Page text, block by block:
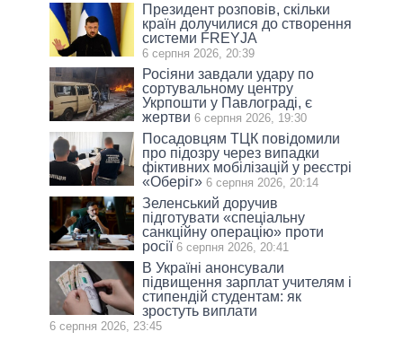
Президент розповів, скільки
країн долучилися до створення
системи FREYJA
6 серпня 2026, 20:39
Росіяни завдали удару по
сортувальному центру
Укрпошти у Павлограді, є
жертви 6 серпня 2026, 19:30
Посадовцям ТЦК повідомили
про підозру через випадки
фіктивних мобілізацій у реєстрі
«Оберіг» 6 серпня 2026, 20:14
Зеленський доручив
підготувати «спеціальну
санкційну операцію» проти
росії 6 серпня 2026, 20:41
В Україні анонсували
підвищення зарплат учителям і
стипендій студентам: як
зростуть виплати
6 серпня 2026, 23:45